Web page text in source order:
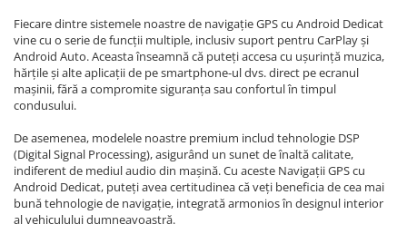
Navigatii 2 DIN
Navigatii 1 DIN
Navigatie GPS Portabil
Accesorii navigatii
CarPlay&Android Auto
Camera Marsarier
Camera Trafic DVR
Fiecare dintre sistemele noastre de navigație GPS cu Android Dedicat
vine cu o serie de funcții multiple, inclusiv suport pentru CarPlay și
Android Auto. Aceasta înseamnă că puteți accesa cu ușurință muzica,
hărțile și alte aplicații de pe smartphone-ul dvs. direct pe ecranul
mașinii, fără a compromite siguranța sau confortul în timpul
condusului.
De asemenea, modelele noastre premium includ tehnologie DSP
(Digital Signal Processing), asigurând un sunet de înaltă calitate,
indiferent de mediul audio din mașină. Cu aceste Navigații GPS cu
Android Dedicat, puteți avea certitudinea că veți beneficia de cea mai
bună tehnologie de navigație, integrată armonios în designul interior
al vehiculului dumneavoastră.